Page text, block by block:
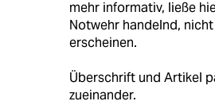
mehr informativ, ließe
Notwehr handelnd,
erscheinen.
Überschrift und Artikel
zueinander.